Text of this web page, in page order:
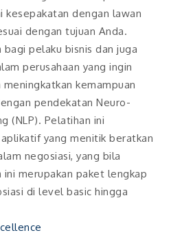
kesepakatan dengan lawan
dengan tujuan Anda.
pelaku bisnis dan juga
perusahaan yang ingin
kemampuan
pendekatan Neuro-
(NLP). Pelatihan ini
yang menitik beratkan
negosiasi, yang bila
merupakan paket lengkap
di level basic hingga